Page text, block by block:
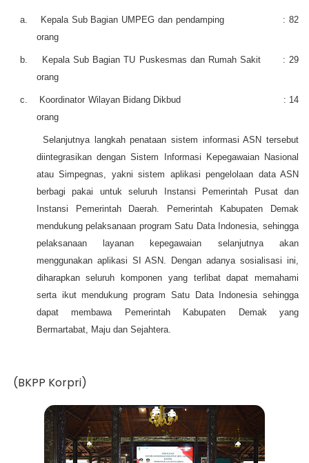
a. Kepala Sub Bagian UMPEG dan pendamping :82
orang
b. Kepala Sub Bagian TU Puskesmas dan Rumah Sakit : 29
orang
c. Koordinator Wilayan Bidang Dikbud
: 14
orang
Selanjutnya langkah penataan sistem informasi ASN tersebut
diintegrasikan dengan Sistem Informasi Kepegawaian Nasional
atau Simpegnas, yakni sistem aplikasi pengelolaan data ASN
berbagi pakai untuk seluruh Instansi Pemerintah Pusat dan
Instansi Pemerintah Daerah. Pemerintah Kabupaten Demak
mendukung pelaksanaan program Satu Data Indonesia, sehingga
pelaksanaan layanan kepegawaian selanjutnya akan
menggunakan aplikasi SI ASN. Dengan adanya sosialisasi ini,
diharapkan seluruh komponen yang terlibat dapat memahami
serta ikut mendukung program Satu Data Indonesia sehingga
dapat membawa Pemerintah Kabupaten Demak yang
Bermartabat, Maju dan Sejahtera.
(BKPP Korpri)